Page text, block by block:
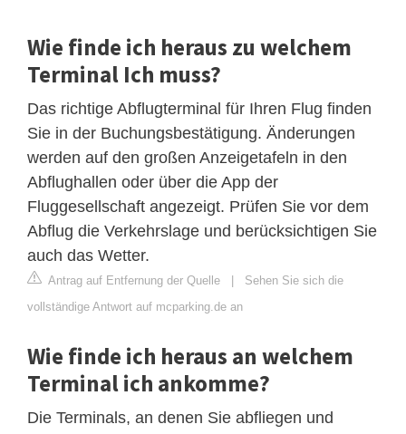
Wie finde ich heraus zu welchem
Terminal Ich muss?
Das richtige Abflugterminal für Ihren Flug finden
Sie in der Buchungsbestätigung. Änderungen
werden auf den großen Anzeigetafeln in den
Abflughallen oder über die App der
Fluggesellschaft angezeigt. Prüfen Sie vor dem
Abflug die Verkehrslage und berücksichtigen Sie
auch das Wetter.
Antrag auf Entfernung der Quelle
Sehen Sie sich die
vollständige Antwort auf mcparking.de an
Wie finde ich heraus an welchem
Terminal ich ankomme?
Die Terminals, an denen Sie abfliegen und